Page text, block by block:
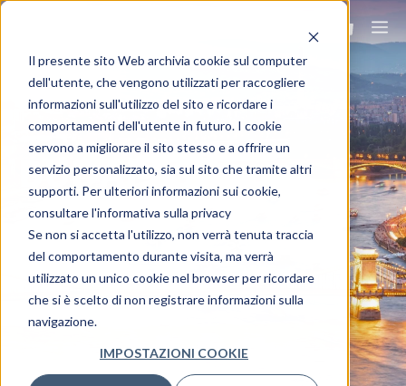
Il presente sito Web archivia cookie sul computer
dell'utente, che vengono utilizzati per raccogliere
informazioni sull'utilizzo del sito e ricordare i
comportamenti dell'utente in futuro. I cookie
servono a migliorare il sito stesso e a offrire un
servizio personalizzato, sia sul sito che tramite altri
supporti. Per ulteriori informazioni sui cookie,
consultare l'informativa sulla privacy
Se non si accetta l'utilizzo, non verrà tenuta traccia
del comportamento durante visita, ma verrà
utilizzato un unico cookie nel browser per ricordare
che si è scelto di non registrare informazioni sulla
navigazione.
IMPOSTAZIONI COOKIE
BUDAPEST
Viaggia ovunque, viaggia Ovet.